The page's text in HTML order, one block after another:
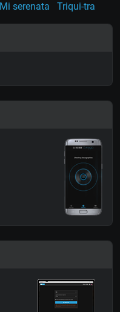
Mi serenata Triqui-tra